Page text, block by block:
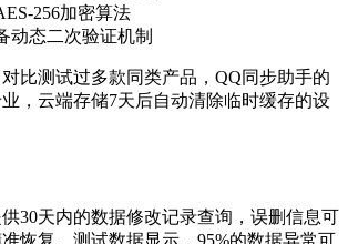
256加密算法
动态二次验证机制
对比测试过多款同类产品，QQ同步助手的
，云端存储7天后自动清除临时缓存的设
30天内的数据修改记录查询，误删信息可
恢复。测试数据显示，95%的数据异常可